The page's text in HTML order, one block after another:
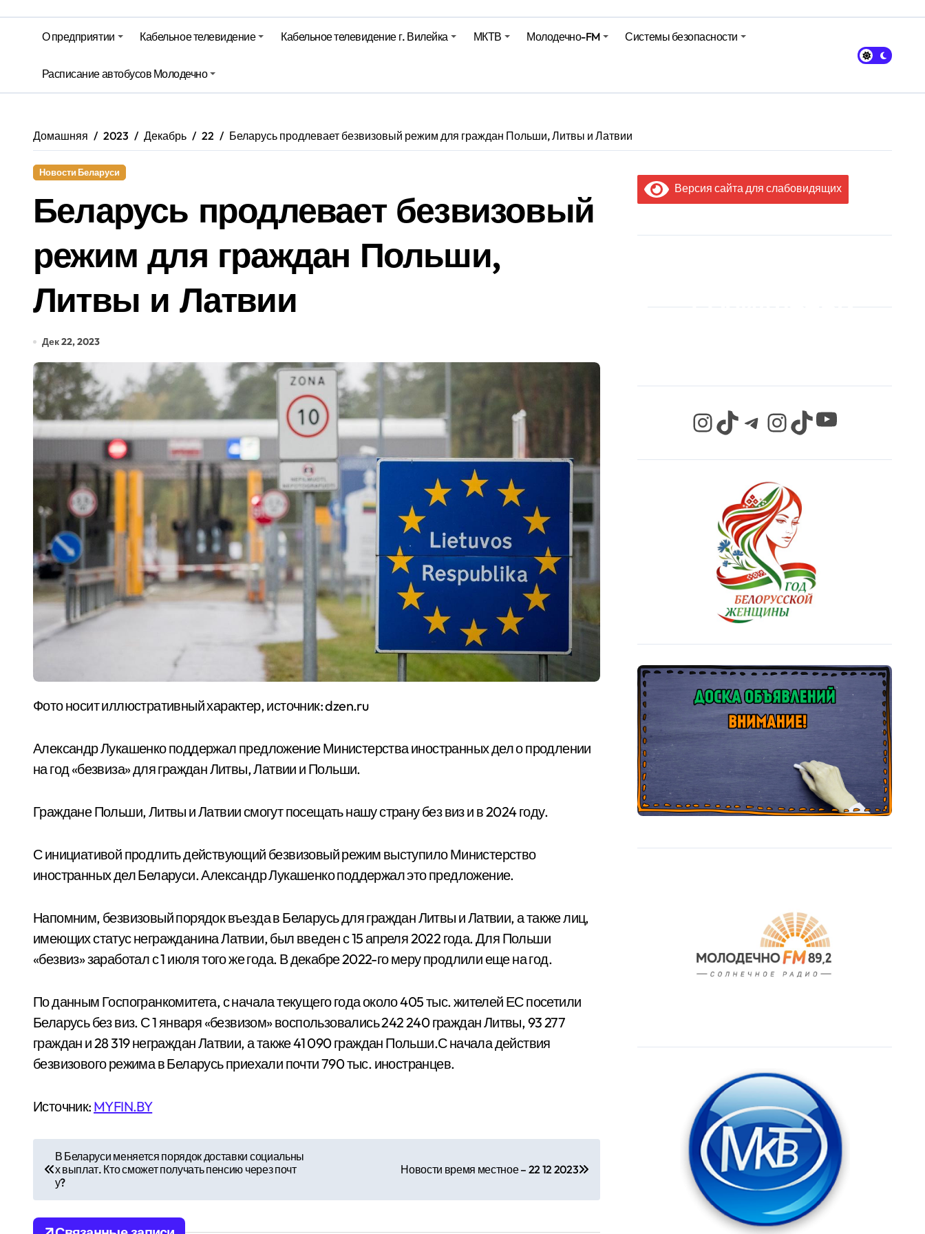
Гороскоп на 6 августа
О предприятии Кабельное телевидение Кабельное телевидение г. Вилейка МКТВ Молодечно-FM Системы безопасности
Расписание автобусов Молодечно
Домашняя 2023 Декабрь 22 Беларусь продлевает безвизовый режим для граждан Польши, Литвы и Латвии
Новости Беларуси
Беларусь продлевает безвизовый
режим для граждан Польши,
Литвы и Латвии
Дек 22, 2023
Фото носит иллюстративный характер, источник: dzen.ru
Александр Лукашенко поддержал предложение Министерства иностранных дел о продлении
на год «безвиза» для граждан Литвы, Латвии и Польши.
Граждане Польши, Литвы и Латвии смогут посещать нашу страну без виз и в 2024 году.
С инициативой продлить действующий безвизовый режим выступило Министерство
иностранных дел Беларуси. Александр Лукашенко поддержал это предложение.
Напомним, безвизовый порядок въезда в Беларусь для граждан Литвы и Латвии, а также лиц,
имеющих статус негражданина Латвии, был введен с 15 апреля 2022 года. Для Польши
«безвиз» заработал с 1 июля того же года. В декабре 2022-го меру продлили еще на год.
По данным Госпогранкомитета, с начала текущего года около 405 тыс. жителей ЕС посетили
Беларусь без виз. С 1 января «безвизом» воспользовались 242 240 граждан Литвы, 93 277
граждан и 28 319 неграждан Латвии, а также 41 090 граждан Польши.С начала действия
безвизового режима в Беларусь приехали почти 790 тыс. иностранцев.
Источник: MYFIN.BY
в
В Беларуси меняется порядок доставки социальны
х выплат. Кто сможет получать пенсию через почт
у?
Новости время местное – 22 12 2023
Версия сайта для слабовидящих
InstagramTikTok Telegram InstagramTikTok YouTube